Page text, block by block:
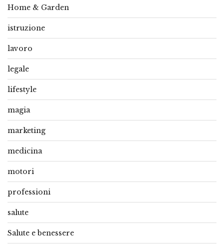
Home & Garden
istruzione
lavoro
legale
lifestyle
magia
marketing
medicina
motori
professioni
salute
Salute e benessere